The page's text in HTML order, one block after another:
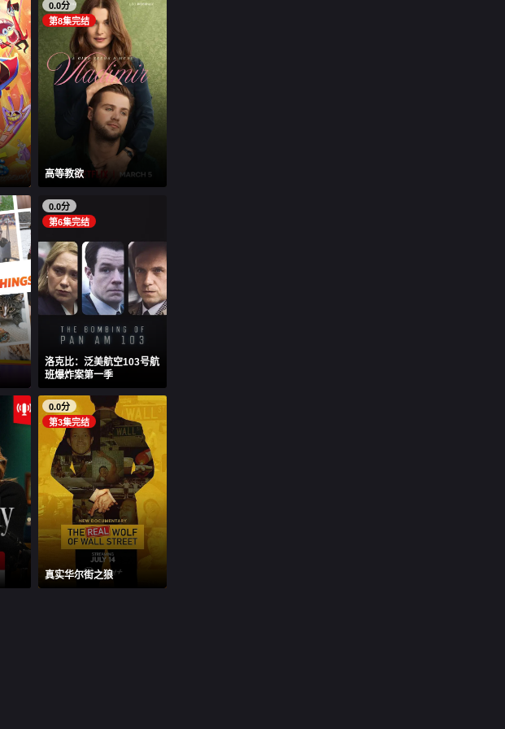
0.0分
第8集完结
高等教欲
0.0分
第6集完结
洛克比：泛美航空103号航
班爆炸案第一季
0.0分
第3集完结
真实华尔街之狼